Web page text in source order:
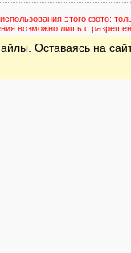
этого фото:
возможно лишь с
Оставаясь на